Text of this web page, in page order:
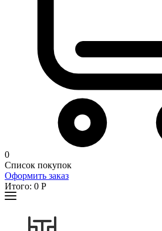
0
Список покупок
Оформить заказ
Итого: 0 Р